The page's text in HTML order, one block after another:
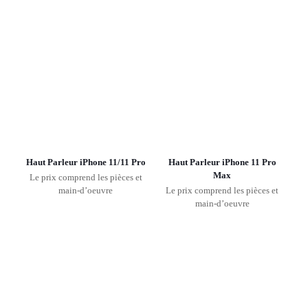
Haut Parleur iPhone 11/11 Pro
Le prix comprend les pièces et
main-d’oeuvre
Haut Parleur iPhone 11 Pro
Max
Le prix comprend les pièces et
main-d’oeuvre